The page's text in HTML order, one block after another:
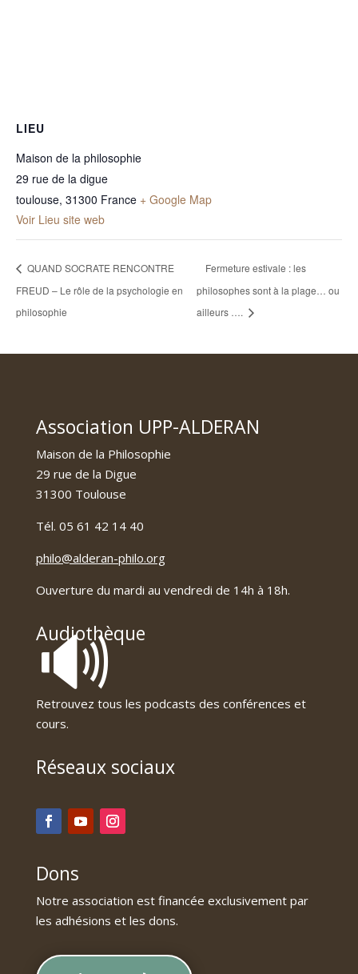
LIEU
Maison de la philosophie
29 rue de la digue
toulouse, 31300 France + Google Map
Voir Lieu site web
QUAND SOCRATE RENCONTRE
FREUD – Le rôle de la psychologie en
philosophie
Fermeture estivale : les
philosophes sont à la plage… ou
ailleurs ….
Association UPP-ALDERAN
Maison de la Philosophie
29 rue de la Digue
31300 Toulouse
Tél. 05 61 42 14 40
philo@alderan-philo.org
Ouverture du mardi au vendredi de 14h à 18h.
Audiothèque
🔊
Retrouvez tous les podcasts des conférences et
cours.
Réseaux sociaux
Dons
Notre association est financée exclusivement par
les adhésions et les dons.